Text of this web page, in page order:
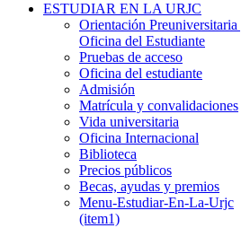
ESTUDIAR EN LA URJC
Orientación Preuniversitaria
Oficina del Estudiante
Pruebas de acceso
Oficina del estudiante
Admisión
Matrícula y convalidaciones
Vida universitaria
Oficina Internacional
Biblioteca
Precios públicos
Becas, ayudas y premios
Menu-Estudiar-En-La-Urjc
(item1)